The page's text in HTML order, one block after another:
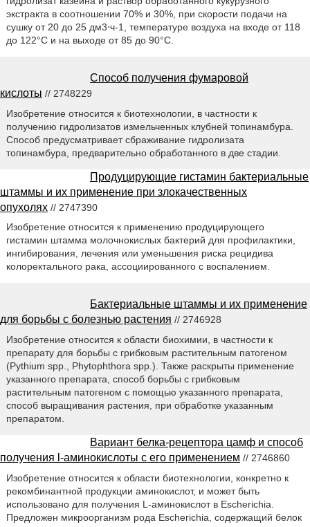
экстракта в соотношении 70% и 30%, при скорости подачи на
сушку от 20 до 25 дм3⋅ч-1, температуре воздуха на входе от 118
до 122°С и на выходе от 85 до 90°С.
Способ получения фумаровой
кислоты // 2748229
Изобретение относится к биотехнологии, в частности к
получению гидролизатов измельченных клубней топинамбура.
Способ предусматривает сбраживание гидролизата
топинамбура, предварительно обработанного в две стадии.
Продуцирующие гистамин бактериальные
штаммы и их применение при злокачественных
опухолях // 2747390
Изобретение относится к применению продуцирующего
гистамин штамма молочнокислых бактерий для профилактики,
ингибирования, лечения или уменьшения риска рецидива
колоректального рака, ассоциированного с воспалением.
Бактериальные штаммы и их применение
для борьбы с болезнью растения // 2746928
Изобретение относится к области биохимии, в частности к
препарату для борьбы с грибковым растительным патогеном
(Pythium spp., Phytophthora spp.). Также раскрыты применение
указанного препарата, способ борьбы с грибковым
растительным патогеном с помощью указанного препарата,
способ выращивания растения, при обработке указанным
препаратом.
Вариант белка-рецептора цамф и способ
получения l-аминокислоты с его применением // 2746860
Изобретение относится к области биотехнологии, конкретно к
рекомбинантной продукции аминокислот, и может быть
использовано для получения L-аминокислот в Escherichia.
Предложен микроорганизм рода Escherichia, содержащий белок